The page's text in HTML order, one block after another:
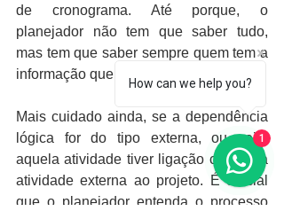
de cronograma. Até porque, o
planejador não tem que saber tudo,
mas tem que saber sempre quem tem a
informação que ele precisa.
Mais cuidado ainda, se a dependência
lógica for do tipo externa, ou seja,
aquela atividade tiver ligação com uma
atividade externa ao projeto. É crucial
que o planejador entenda o processo
How can we help you?
1